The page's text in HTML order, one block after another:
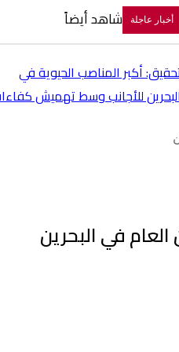
أخبار عاجلة
في البحرين
شاهد أيضاً
أكبر المناصب الحيوية في
للأجانب وسط تهميش